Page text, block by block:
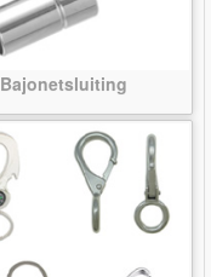
Bajonetsluiting